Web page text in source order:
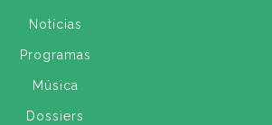
Notícias
Programas
Música
Dossiers